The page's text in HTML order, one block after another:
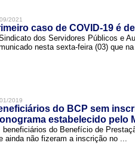
2021
caso de COVID-19 é
dos Servidores Públicos e
nesta sexta-feira (03) que
2019
do BCP sem
estabelecido pelo
beneficiários do Benefício de
ainda não fizeram a inscrição no ...